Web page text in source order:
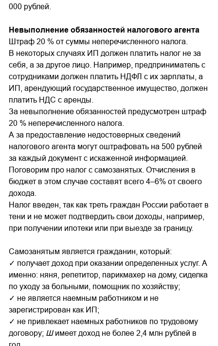
000 рублей.
Невыполнение обязанностей налогового агента
Штраф 20 % от суммы неперечисленного налога.
В некоторых случаях ИП должен платить налог не за
себя, а за другое лицо. Например, предприниматель с
сотрудниками должен платить НДФЛ с их зарплаты, а
ИП, арендующий государственное имущество, должен
платить НДС с аренды.
За невыполнение обязанностей предусмотрен штраф
20 % неперечисленного налога.
А за предоставление недостоверных сведений
налогового агента могут оштрафовать на 500 рублей
за каждый документ с искаженной информацией.
Поговорим про налог с самозанятых. Отчисления в
бюджет в этом случае составят всего 4–6% от своего
дохода.
Налог введен, так как треть граждан России работает в
тени и не может подтвердить свои доходы, например,
при получении ипотеки или при выезде за границу.
Самозанятым является гражданин, который:
✓ получает доход при оказании определенных услуг. А
именно: няня, репетитор, парикмахер на дому, сиделка
по уходу за больными, помощник по хозяйству;
✓ не является наемным работником и не
зарегистрирован как ИП;
✓ не привлекает наемных работников по трудовому
договору; Шимеет доход не более 2,4 млн рублей в